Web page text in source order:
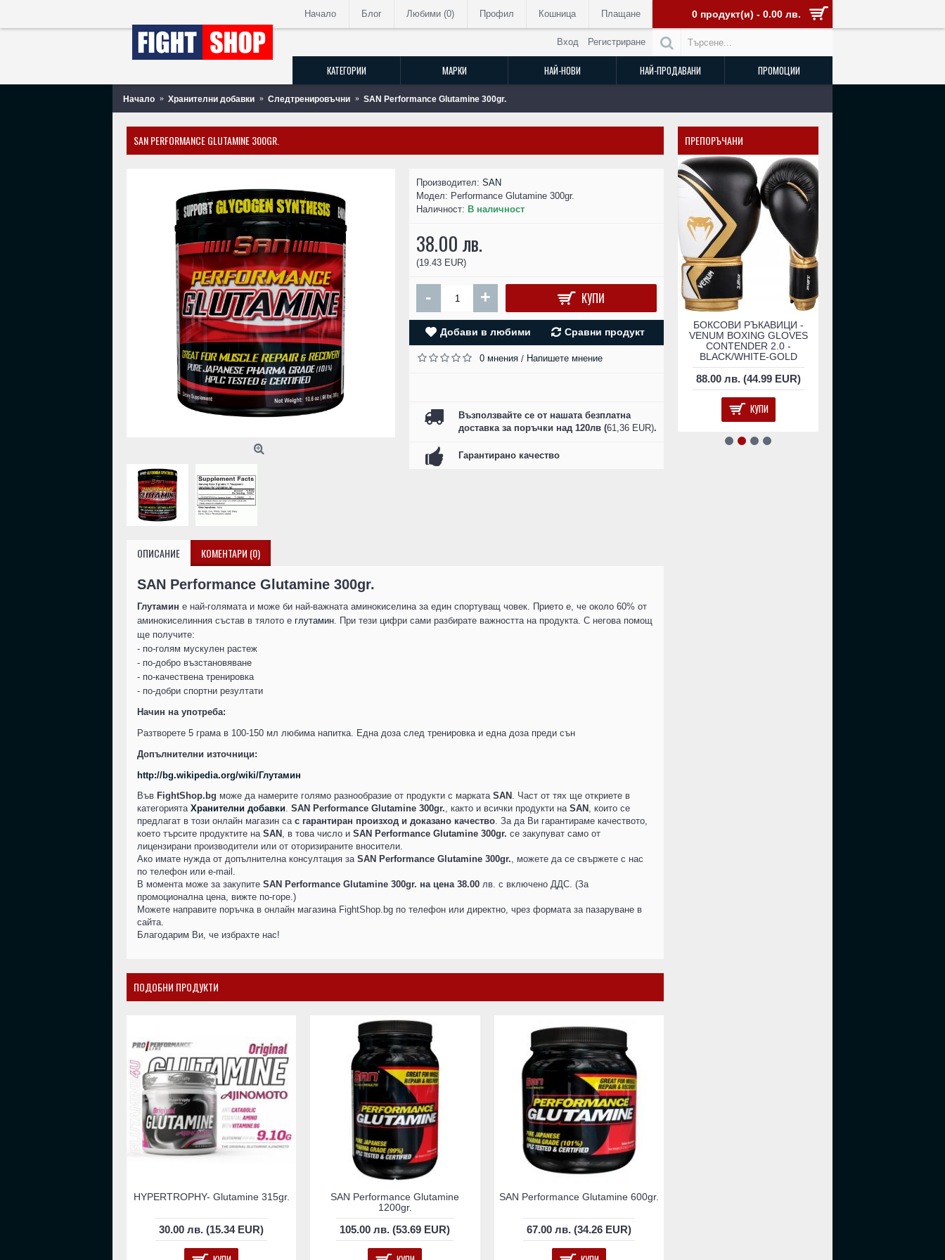
Начало Блог Любими (0) Профил Кошница Плащане 0 продукт(и) - 0.00 лв.
Вход Регистриране
КАТЕГОРИИ МАРКИ НАЙ-НОВИ НАЙ-ПРОДАВАНИ ПРОМОЦИИ
Начало Хранителни добавки Следтренировъчни SAN Performance Glutamine 300gr.
ПРЕПОРЪЧАНИ
РАЗПРОДАДЕН
SZ FIGHTERS - БОКСОВИ
РЪКАВИЦИ ЕСТЕСТВЕНА
КОЖА - CAMO RED
БОКСОВИ РЪКАВИЦИ -
VENUM BOXING GLOVES
CONTENDER 2.0 -
BLACK/WHITE-GOLD
88.00 лв. (44.99 EUR)
КУПИ
SAN PERFORMANCE GLUTAMINE 300GR.
Производител: SAN
Модел: Performance Glutamine 300gr.
Наличност: В наличност
38.00 лв.
(19.43 EUR)
- + КУПИ
Добави в любими Сравни продукт
0 мнения / Напишете мнение
Възползвайте се от нашата безплатна
доставка за поръчки над 120лв (61,36 EUR).
Гарантирано качество
ОПИСАНИЕ КОМЕНТАРИ (0)
SAN Performance Glutamine 300gr.
Глутамин е най-голямата и може би най-важната аминокиселина за един спортуващ човек. Прието е, че около 60% от
аминокиселинния състав в тялото е глутамин. При тези цифри сами разбирате важността на продукта. С негова помощ
ще получите:
- по-голям мускулен растеж
- по-добро възстановяване
- по-качествена тренировка
- по-добри спортни резултати
Начин на употреба:
Разтворете 5 грама в 100-150 мл любима напитка. Една доза след тренировка и една доза преди сън
Допълнителни източници:
http://bg.wikipedia.org/wiki/Глутамин
Във FightShop.bg може да намерите голямо разнообразие от продукти с марката SAN . Част от тях ще откриете в
категорията Хранителни добавки. SAN Performance Glutamine 300gr., както и всички продукти на SAN , които се
предлагат в този онлайн магазин са с гарантиран произход и доказано качество. За да Ви гарантираме качеството,
което търсите продуктите на SAN , в това число и SAN Performance Glutamine 300gr. се закупуват само от
лицензирани производители или от оторизираните вносители.
Ако имате нужда от допълнителна консултация за SAN Performance Glutamine 300gr., можете да се свържете с нас
по телефон или e-mail.
В момента може за закупите SAN Performance Glutamine 300gr. на цена 38.00 лв. с включено ДДС. (За
промоционална цена, вижте по-горе.)
Можете направите поръчка в онлайн магазина FightShop.bg по телефон или директно, чрез формата за пазаруване в
сайта.
Благодарим Ви, че избрахте нас!
ПОДОБНИ ПРОДУКТИ
HYPERTROPHY- Glutamine 315gr.
30.00 лв. (15.34 EUR)
SAN Performance Glutamine
1200gr.
105.00 лв. (53.69 EUR)
SAN Performance Glutamine 600gr.
67.00 лв. (34.26 EUR)